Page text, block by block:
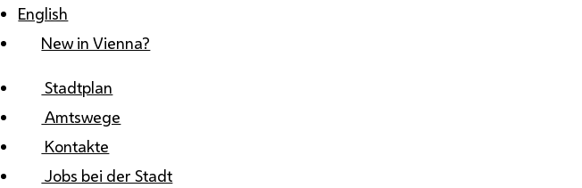
English
New in Vienna?
Stadtplan
Amtswege
Kontakte
Jobs bei der Stadt